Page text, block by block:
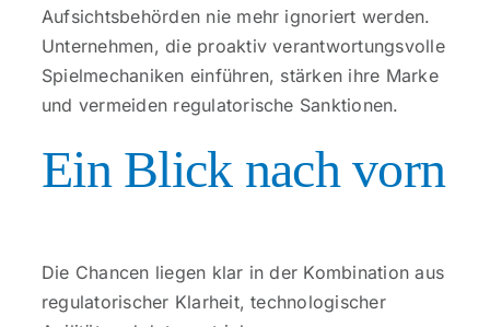
Aufsichtsbehörden nie mehr ignoriert werden.
Unternehmen, die proaktiv verantwortungsvolle
Spielmechaniken einführen, stärken ihre Marke
und vermeiden regulatorische Sanktionen.
Ein Blick nach vorn
Die Chancen liegen klar in der Kombination aus
regulatorischer Klarheit, technologischer